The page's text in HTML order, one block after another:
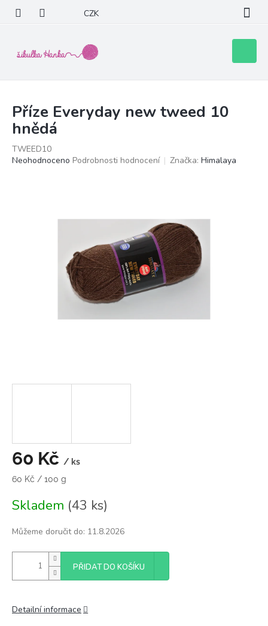
obsah
CZK
košík
Příze Everyday new tweed 10
hnědá
TWEED10
Průměrné
Neohodnoceno Podrobnosti hodnocení Značka: Himalaya
60 Kč / ks
Měrná
60 Kč / 100 g
Skladem (43 ks)
Můžeme doručit do: 11.8.2026
PŘIDAT DO KOŠÍKU
Detailní informace